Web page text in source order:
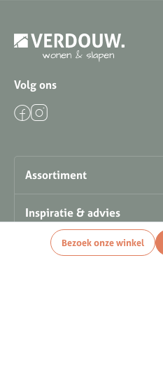
Bezoek onze winkel
Volg ons
Assortiment
Inspiratie & advies
Openingstijden